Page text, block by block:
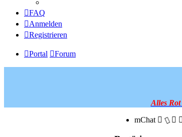
FAQ
Anmelden
Registrieren
Portal Forum
Alles Rot
mChat